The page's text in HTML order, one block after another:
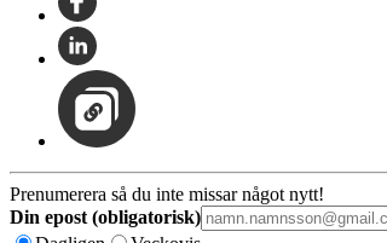
Prenumerera så du inte missar något nytt!
Din epost (obligatorisk)